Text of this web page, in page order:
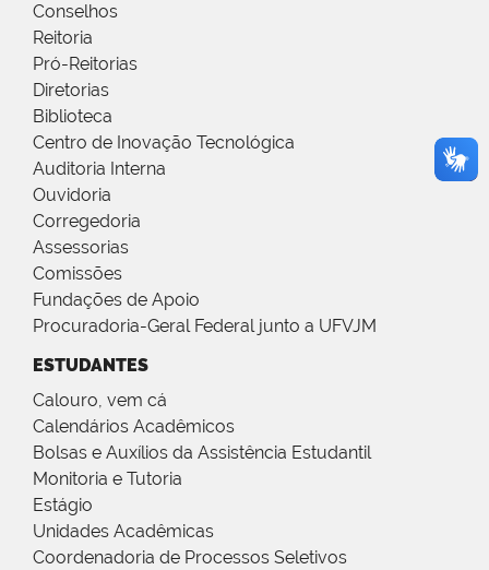
Conselhos
Reitoria
Pró-Reitorias
Diretorias
Biblioteca
Centro de Inovação Tecnológica
Auditoria Interna
Ouvidoria
Corregedoria
Assessorias
Comissões
Fundações de Apoio
Procuradoria-Geral Federal junto a UFVJM
ESTUDANTES
Calouro, vem cá
Calendários Acadêmicos
Bolsas e Auxílios da Assistência Estudantil
Monitoria e Tutoria
Estágio
Unidades Acadêmicas
Coordenadoria de Processos Seletivos